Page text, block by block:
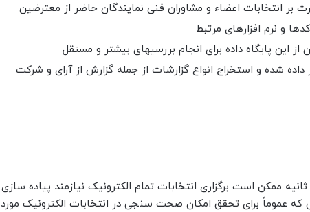
داده شده و استخراج انواع گزارشات از جمله گزارش از آرای و شرکت
ممکن است برگزاری انتخابات تمام الکترونیک نیازمند پیاده سازی
برای تحقق امکان صحت سنجی در انتخابات الکترونیک مورد